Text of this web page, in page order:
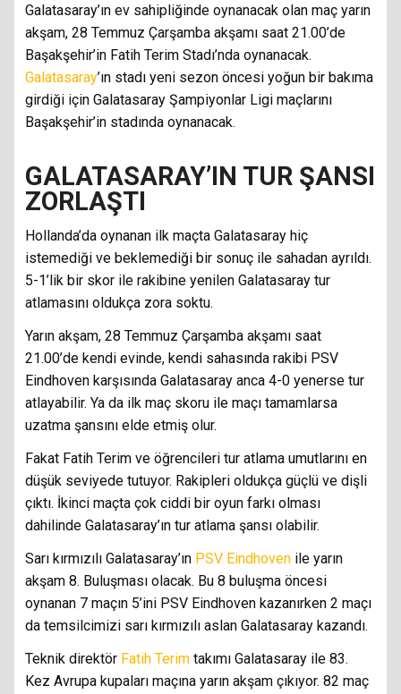
Galatasaray’ın ev sahipliğinde oynanacak olan maç yarın
akşam, 28 Temmuz Çarşamba akşamı saat 21.00’de
Başakşehir’in Fatih Terim Stadı’nda oynanacak.
Galatasaray’ın stadı yeni sezon öncesi yoğun bir bakıma
girdiği için Galatasaray Şampiyonlar Ligi maçlarını
Başakşehir’in stadında oynanacak.
GALATASARAY’IN TUR ŞANSI
ZORLAŞTI
Hollanda’da oynanan ilk maçta Galatasaray hiç
istemediği ve beklemediği bir sonuç ile sahadan ayrıldı.
5-1’lik bir skor ile rakibine yenilen Galatasaray tur
atlamasını oldukça zora soktu.
Yarın akşam, 28 Temmuz Çarşamba akşamı saat
21.00’de kendi evinde, kendi sahasında rakibi PSV
Eindhoven karşısında Galatasaray anca 4-0 yenerse tur
atlayabilir. Ya da ilk maç skoru ile maçı tamamlarsa
uzatma şansını elde etmiş olur.
Fakat Fatih Terim ve öğrencileri tur atlama umutlarını en
düşük seviyede tutuyor. Rakipleri oldukça güçlü ve dişli
çıktı. İkinci maçta çok ciddi bir oyun farkı olması
dahilinde Galatasaray’ın tur atlama şansı olabilir.
Sarı kırmızılı Galatasaray’ın PSV Eindhoven ile yarın
akşam 8. Buluşması olacak. Bu 8 buluşma öncesi
oynanan 7 maçın 5’ini PSV Eindhoven kazanırken 2 maçı
da temsilcimizi sarı kırmızılı aslan Galatasaray kazandı.
Teknik direktör Fatih Terim takımı Galatasaray ile 83.
Kez Avrupa kupaları maçına yarın akşam çıkıyor. 82 maç